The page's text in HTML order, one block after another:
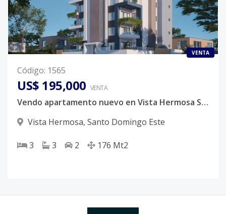
VENTA
Código: 1565
US$ 195,000 VENTA
Vendo apartamento nuevo en Vista Hermosa Santo Domingo Este
Vista Hermosa, Santo Domingo Este
3 3 2 176 Mt2